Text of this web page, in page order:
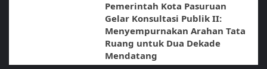
Pemerintah Kota Pasuruan
Gelar Konsultasi Publik II:
Menyempurnakan Arahan Tata
Ruang untuk Dua Dekade
Mendatang